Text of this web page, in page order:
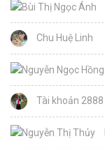
Chu Huệ Linh
Tài khoản 2888